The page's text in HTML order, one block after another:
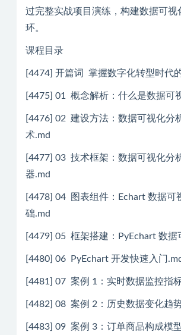
过完整实战项目演练，构建数据可视
环。
课程目录
[4474] 开篇词 掌握数字化转型时代
[4475] 01 概念解析：什么是数据可
[4476] 02 建设方法：数据可视化分
术.md
[4477] 03 技术框架：数据可视化分
器.md
[4478] 04 图表组件：Echart 数据可
础.md
[4479] 05 框架搭建：PyEchart 数据
[4480] 06 PyEchart 开发快速入门
[4481] 07 案例 1：实时数据监控指
[4482] 08 案例 2：历史数据变化趋
[4483] 09 案例 3：订单商品构成模